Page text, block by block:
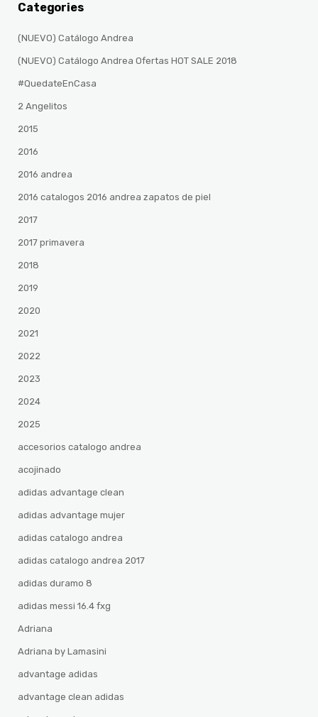
Categories
(NUEVO) Catálogo Andrea
(NUEVO) Catálogo Andrea Ofertas HOT SALE 2018
#QuedateEnCasa
2 Angelitos
2015
2016
2016 andrea
2016 catalogos 2016 andrea zapatos de piel
2017
2017 primavera
2018
2019
2020
2021
2022
2023
2024
2025
accesorios catalogo andrea
acojinado
adidas advantage clean
adidas advantage mujer
adidas catalogo andrea
adidas catalogo andrea 2017
adidas duramo 8
adidas messi 16.4 fxg
Adriana
Adriana by Lamasini
advantage adidas
advantage clean adidas